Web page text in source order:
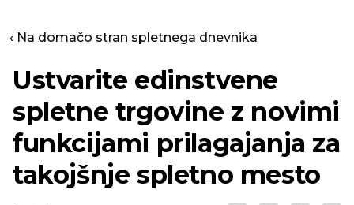
‹ Na domačo stran spletnega dnevnika
Ustvarite edinstvene
spletne trgovine z novimi
funkcijami prilagajanja za
takojšnje spletno mesto